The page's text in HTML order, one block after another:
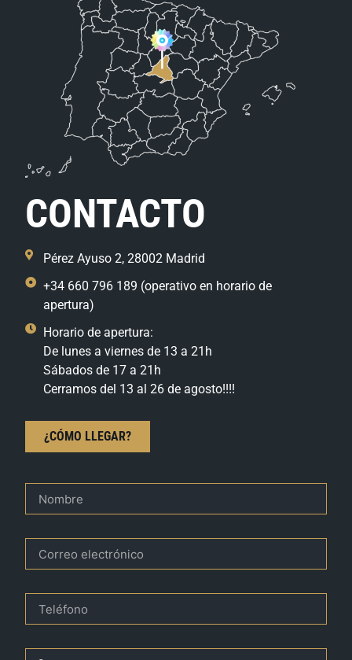
CONTACTO
Pérez Ayuso 2, 28002 Madrid
+34 660 796 189 (operativo en horario de
apertura)
Horario de apertura:
De lunes a viernes de 13 a 21h
Sábados de 17 a 21h
Cerramos del 13 al 26 de agosto!!!!
¿CÓMO LLEGAR?